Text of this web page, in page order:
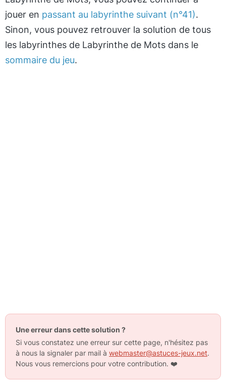
jouer en passant au labyrinthe suivant (n°41).
Sinon, vous pouvez retrouver la solution de tous
les labyrinthes de Labyrinthe de Mots dans le
sommaire du jeu.
Une erreur dans cette solution ?
Si vous constatez une erreur sur cette page, n'hésitez pas
à nous la signaler par mail à webmaster@astuces-jeux.net.
Nous vous remercions pour votre contribution. ❤️